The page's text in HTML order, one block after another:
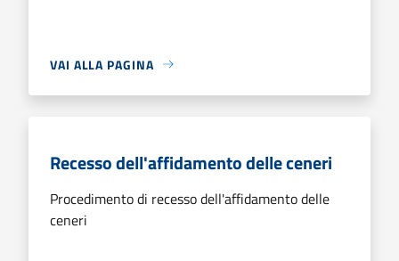
VAI ALLA PAGINA
Recesso dell'affidamento delle ceneri
Procedimento di recesso dell'affidamento delle
ceneri